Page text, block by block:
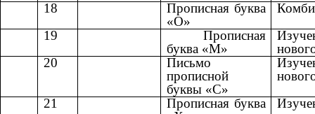
18
Прописная буква
«О»
19
Прописная
буква «М»
20
Письмо
прописной
буквы «С»
21
Прописная буква